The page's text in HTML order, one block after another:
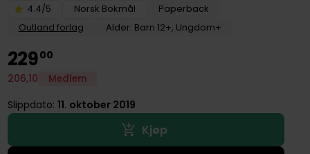
4.4/5 Norsk Bokmål
Paperback
Outland forlag
Alder: Barn 12+, Ungdom+
22900
206,10 Medlem
Slippdato: 11. oktober 2019
Kjøp